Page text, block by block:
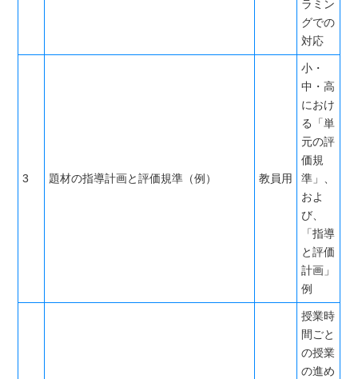
ラミン
グでの
対応
3 題材の指導計画と評価規準（例） 教員用
小・
中・高
におけ
る「単
元の評
価規
準」、
およ
び、
「指導
と評価
計画」
例
授業時
間ごと
の授業
の進め